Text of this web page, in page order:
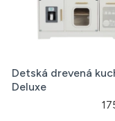
Detská drevená
Deluxe